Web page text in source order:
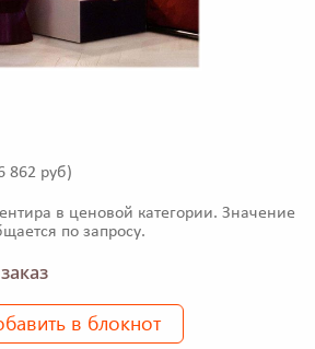
862 руб)
в ценовой категории. Значение
по запросу.
в блокнот